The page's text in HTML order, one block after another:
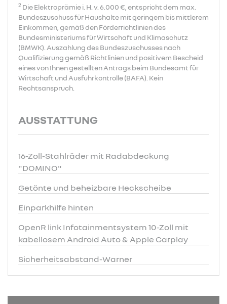
2 Die Elektroprämie i. H. v. 6.000 €, entspricht dem max.
Bundeszuschuss für Haushalte mit geringem bis mittlerem
Einkommen, gemäß den Förderrichtlinien des
Bundesministeriums für Wirtschaft und Klimaschutz
(BMWK). Auszahlung des Bundeszuschusses nach
Qualifizierung gemäß Richtlinien und positivem Bescheid
eines von Ihnen gestellten Antrags beim Bundesamt für
Wirtschaft und Ausfuhrkontrolle (BAFA). Kein
Rechtsanspruch.
AUSSTATTUNG
16-Zoll-Stahlräder mit Radabdeckung
"DOMINO"
Getönte und beheizbare Heckscheibe
Einparkhilfe hinten
OpenR link Infotainmentsystem 10-Zoll mit
kabellosem Android Auto & Apple Carplay
Sicherheitsabstand-Warner